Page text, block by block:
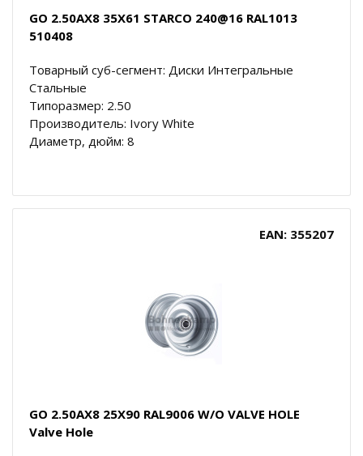
GO 2.50AX8 35X61 STARCO 240@16 RAL1013
510408
Товарный суб-сегмент: Диски Интегральные
Стальные
Типоразмер: 2.50
Производитель: Ivory White
Диаметр, дюйм: 8
EAN: 355207
GO 2.50AX8 25X90 RAL9006 W/O VALVE HOLE
Valve Hole